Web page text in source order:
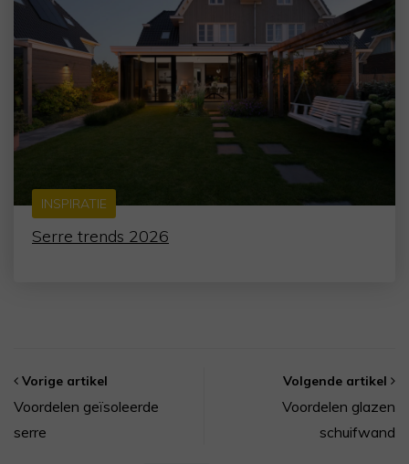
INSPIRATIE
Serre trends 2026
Vorige artikel
Voordelen geïsoleerde
serre
Volgende artikel
Voordelen glazen
schuifwand